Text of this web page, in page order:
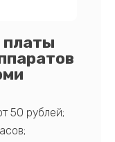
платы
50 рублей;